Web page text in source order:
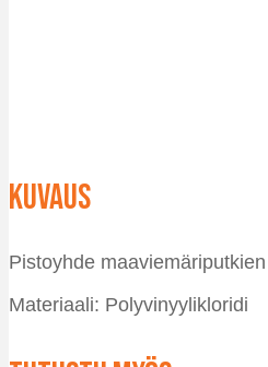
Kuvaus
Pistoyhde
Materiaali: Polyvinyylikloridi